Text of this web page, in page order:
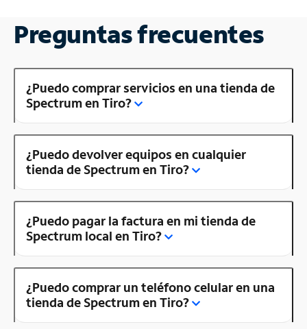
Preguntas frecuentes
¿Puedo comprar servicios en una tienda de
Spectrum en Tiro?
¿Puedo devolver equipos en cualquier
tienda de Spectrum en Tiro?
¿Puedo pagar la factura en mi tienda de
Spectrum local en Tiro?
¿Puedo comprar un teléfono celular en una
tienda de Spectrum en Tiro?